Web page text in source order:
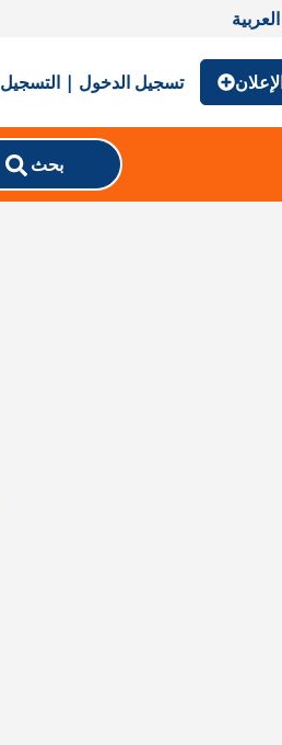
العربية
تسجيل الدخول | التسجيل
بحث